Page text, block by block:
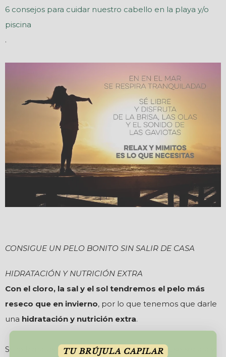
6 consejos para cuidar nuestro cabello en la playa y/o
piscina
.
CONSIGUE UN PELO BONITO SIN SALIR DE CASA
HIDRATACIÓN Y NUTRICIÓN EXTRA
Con el cloro, la sal y el sol tendremos el pelo más
reseco que en invierno, por lo que tenemos que darle
una hidratación y nutrición extra.
Si no hidratas bien tu melena perderá brillo, se secará y
TU BRÚJULA CAPILAR